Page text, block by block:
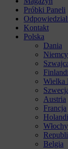
Próbki Paneli
Kontakt
Polska
Dania
Niemcy
Wielka
Austria
Francja
Włochy
Belgia